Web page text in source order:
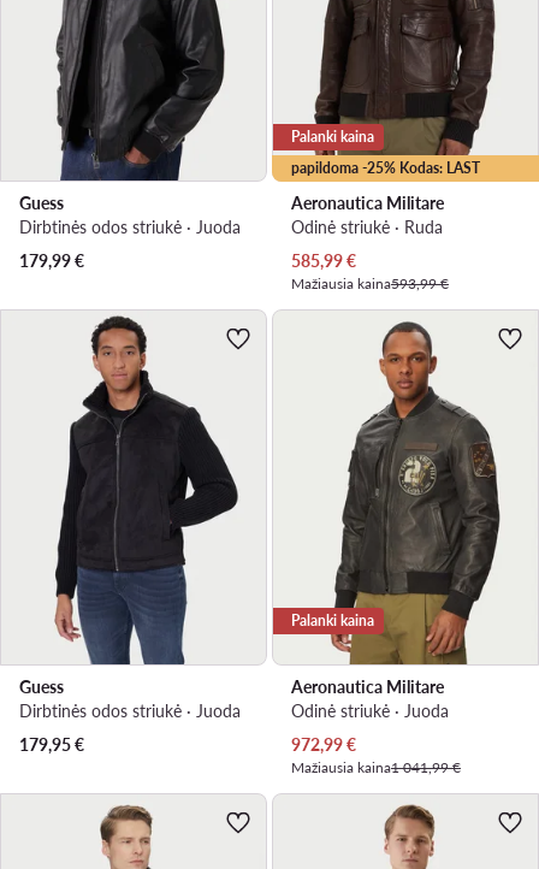
Guess
Dirbtinės odos striukė · Juoda
179,99€
papildoma -25% Kodas: LAST
Palanki kaina
Aeronautica Militare
Odinė striukė · Ruda
Dabartinė kaina
585,99€
Mažiausia kaina593,99 €
Guess
Dirbtinės odos striukė · Juoda
179,95€
Palanki kaina
Aeronautica Militare
Odinė striukė · Juoda
Dabartinė kaina
972,99€
Mažiausia kaina1 041,99 €